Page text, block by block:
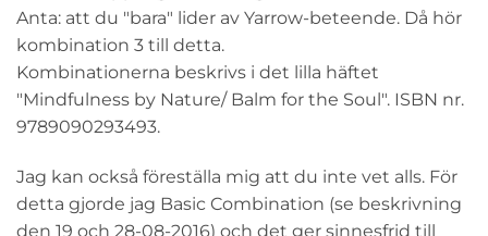
Anta: att du "bara" lider av Yarrow-beteende. Då hör
kombination 3 till detta.
Kombinationerna beskrivs i det lilla häftet
"Mindfulness by Nature/ Balm for the Soul". ISBN nr.
9789090293493.
Jag kan också föreställa mig att du inte vet alls. För
detta gjorde jag Basic Combination (se beskrivning
den 19 och 28-08-2016) och det ger sinnesfrid till